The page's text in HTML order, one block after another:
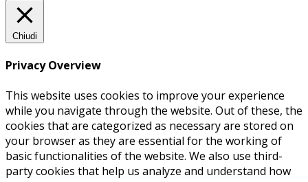
Chiudi
Privacy Overview
This website uses cookies to improve your experience
while you navigate through the website. Out of these, the
cookies that are categorized as necessary are stored on
your browser as they are essential for the working of
basic functionalities of the website. We also use third-
party cookies that help us analyze and understand how